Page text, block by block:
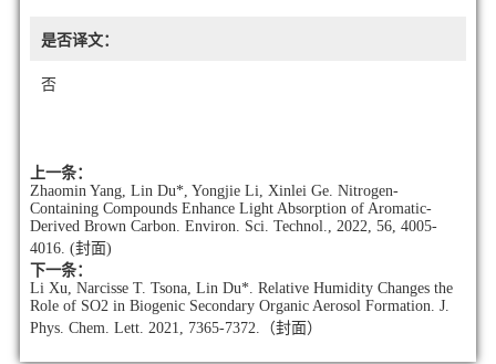
是否译文：
否
上一条：
Zhaomin Yang, Lin Du*, Yongjie Li, Xinlei Ge. Nitrogen-
Containing Compounds Enhance Light Absorption of Aromatic-
Derived Brown Carbon. Environ. Sci. Technol., 2022, 56, 4005-
4016. (封面)
下一条：
Li Xu, Narcisse T. Tsona, Lin Du*. Relative Humidity Changes the
Role of SO2 in Biogenic Secondary Organic Aerosol Formation. J.
Phys. Chem. Lett. 2021, 7365-7372.（封面）